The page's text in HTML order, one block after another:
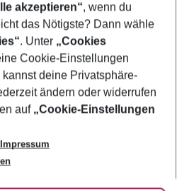
akzeptieren“, wenn du
das Nötigste? Dann wähle
. Unter „Cookies
Cookie-Einstellungen
deine Privatsphäre-
ändern oder widerrufen
auf „Cookie-Einstellungen
Impressum